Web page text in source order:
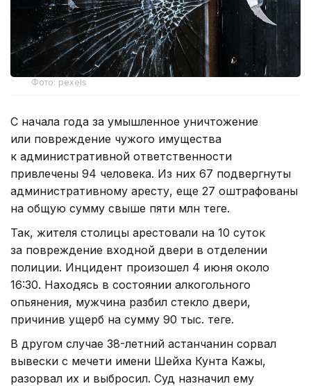
Фото: pexels
С начала года за умышленное уничтожение
или повреждение чужого имущества
к административной ответственности
привлечены 94 человека. Из них 67 подвергнуты
административному аресту, еще 27 оштрафованы
на общую сумму свыше пяти млн теңге.
Так, жителя столицы арестовали на 10 суток
за повреждение входной двери в отделении
полиции. Инцидент произошел 4 июня около
16:30. Находясь в состоянии алкогольного
опьянения, мужчина разбил стекло двери,
причинив ущерб на сумму 90 тыс. теңге.
В другом случае 38-летний астанчанин сорвал
вывески с мечети имени Шейха Кунта Кажы,
разорвал их и выбросил. Суд назначил ему